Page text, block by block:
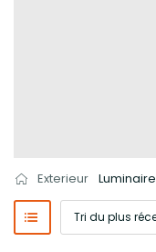
Exterieur Luminaire